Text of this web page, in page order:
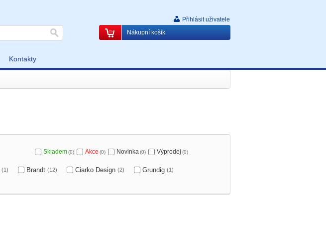
Kontakty
Přihlásit uživatele
Nákupní košík
Skladem(0) Akce (0) Novinka(0) Výprodej (0)
(1) Brandt (12) Ciarko Design (2) Grundig (1)